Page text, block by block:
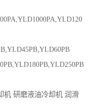
机 研磨液油冷却机 润滑